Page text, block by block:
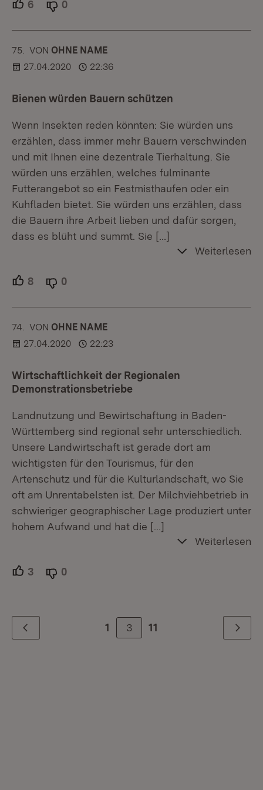
6 Unterstützer.
0
75. KOMMENTAR
VON :OHNE NAME
27.04.2020
22:36
Bienen würden Bauern schützen
Wenn Insekten reden könnten: Sie würden uns
erzählen, dass immer mehr Bauern verschwinden
und mit Ihnen eine dezentrale Tierhaltung. Sie
würden uns erzählen, welches fulminante
Futterangebot so ein Festmisthaufen oder ein
Kuhfladen bietet. Sie würden uns erzählen, dass
die Bauern ihre Arbeit lieben und dafür sorgen,
dass es blüht und summt. Sie […]
Weiterlesen
8 Unterstützer.
0
74. KOMMENTAR
VON :OHNE NAME
27.04.2020
22:23
Wirtschaftlichkeit der Regionalen
Demonstrationsbetriebe
Landnutzung und Bewirtschaftung in Baden-
Württemberg sind regional sehr unterschiedlich.
Unsere Landwirtschaft ist gerade dort am
wichtigsten für den Tourismus, für den
Artenschutz und für die Kulturlandschaft, wo Sie
oft am Unrentabelsten ist. Der Milchviehbetrieb in
schwieriger geographischer Lage produziert unter
hohem Aufwand und hat die […]
Weiterlesen
3 Unterstützer.
0
Zurück 1 3 11 Weiter